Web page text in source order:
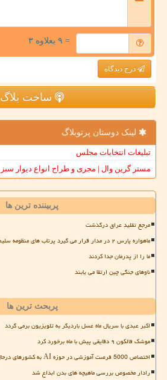
= ۹ بعلاوه ۳
درج دیدگاه
ساخت بلاگ
لینک دوستان پرتوبلاگ
تبلیغات انتخابات مجلس
مستر گرین وال | مجری و طراح انواع دیوار سبز
پربیننده ترین ها
مرجع تقلید عراق درگذشت
ماهواره پارس ۲ در مدار قرار می گیرد پرتاب های منظومه سلیمانی در۱۴۰۵
ما را از پدرمان جدا کردند
ناوهای جنگی چین ارتقا می یابند
پربحث ترین ها
اکبر عبدی با سریال ماه عسل باردیگر به تلویزیون برمی گردد
موشک فالکون ۹ دقایقی پیش با ماه برخورد کرد
اختصاص 5000 فرصت آموزشی در حوزه AI به کشورهای درحال توسعه
رادار مخصوص بررسی ماهیچه های بدن ابداع شد